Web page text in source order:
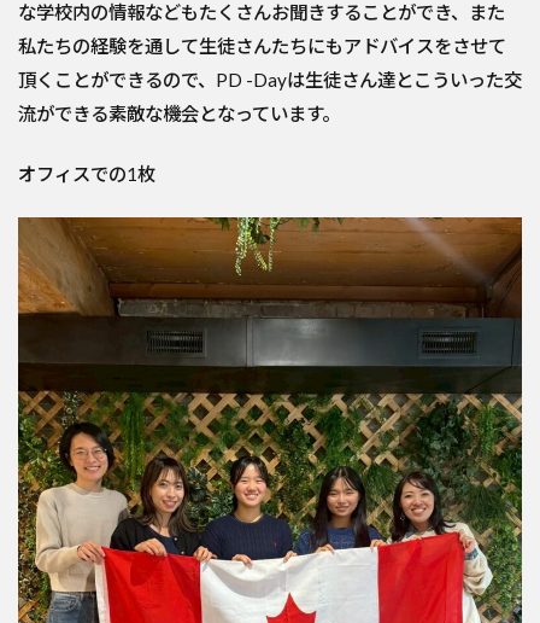
な学校内の情報などもたくさんお聞きすることができ、また
私たちの経験を通して生徒さんたちにもアドバイスをさせて
頂くことができるので、PD -Dayは生徒さん達とこういった交
流ができる素敵な機会となっています。
オフィスでの1枚